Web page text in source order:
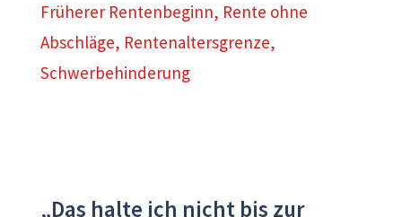
Früherer Rentenbeginn, Rente ohne
Abschläge, Rentenaltersgrenze,
Schwerbehinderung
„Das halte ich nicht bis zur